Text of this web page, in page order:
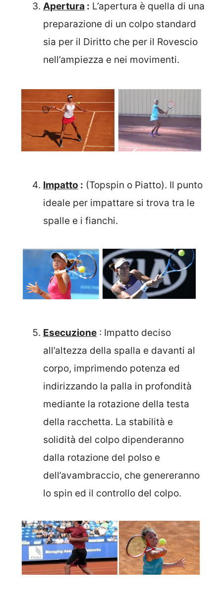
Apertura : L’apertura è quella di una
preparazione di un colpo standard
sia per il Diritto che per il Rovescio
nell’ampiezza e nei movimenti.
Impatto : (Topspin o Piatto). Il punto
ideale per impattare si trova tra le
spalle e i fianchi.
Esecuzione : Impatto deciso
all’altezza della spalla e davanti al
corpo, imprimendo potenza ed
indirizzando la palla in profondità
mediante la rotazione della testa
della racchetta. La stabilità e
solidità del colpo dipenderanno
dalla rotazione del polso e
dell’avambraccio, che genereranno
lo spin ed il controllo del colpo.